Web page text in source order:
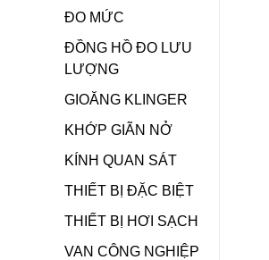
ĐO MỨC
ĐỒNG HỒ ĐO LƯU
LƯỢNG
GIOĂNG KLINGER
KHỚP GIÃN NỞ
KÍNH QUAN SÁT
THIẾT BỊ ĐẶC BIỆT
THIẾT BỊ HƠI SẠCH
VAN CÔNG NGHIỆP